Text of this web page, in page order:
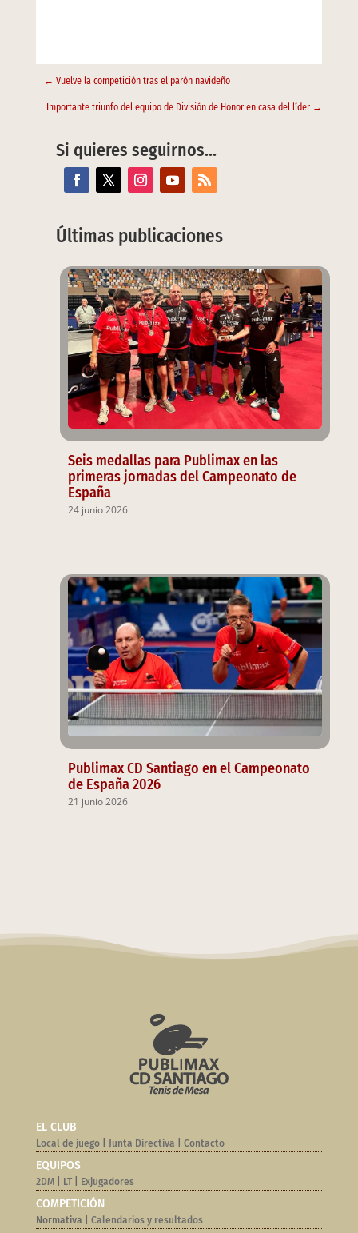
← Vuelve la competición tras el parón navideño
Importante triunfo del equipo de División de Honor en casa del líder →
Si quieres seguirnos…
Últimas publicaciones
Seis medallas para Publimax en las
primeras jornadas del Campeonato de
España
24 junio 2026
Publimax CD Santiago en el Campeonato
de España 2026
21 junio 2026
EL CLUB
Local de juego| Junta Directiva Contacto
EQUIPOS
2DM| LT| Exjugadores
COMPETICIÓN
Normativa | Calendarios y resultados